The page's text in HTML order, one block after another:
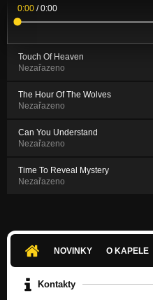
0:00 /0:00
Touch Of Heaven
Nezařazeno
The Hour Of The Wolves
Nezařazeno
Can You Understand
Nezařazeno
Time To Reveal Mystery
Nezařazeno
NOVINKY O KAPELE
Kontakty